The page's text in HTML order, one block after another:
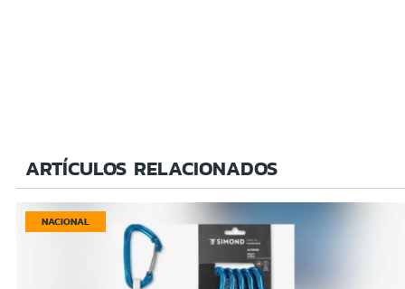
ARTÍCULOS RELACIONADOS
NACIONAL